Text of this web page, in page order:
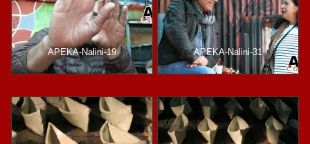
APEKA-Nalini-19 APEKA-Nalini-31